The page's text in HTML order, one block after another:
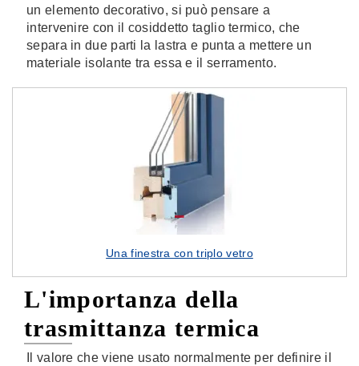
un elemento decorativo, si può pensare a
intervenire con il cosiddetto taglio termico, che
separa in due parti la lastra e punta a mettere un
materiale isolante tra essa e il serramento.
Una finestra con triplo vetro
L'importanza della
trasmittanza termica
Il valore che viene usato normalmente per definire il